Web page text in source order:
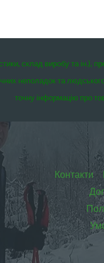
склад виробу та
неполадок та
точну інформацію про
Контакти